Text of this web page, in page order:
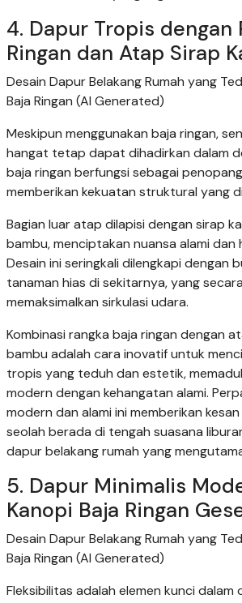
4. Dapur Tropis dengan
Ringan dan Atap Sirap
Desain Dapur Belakang Rumah yang
Baja Ringan (AI Generated)
Meskipun menggunakan baja ringan,
hangat tetap dapat dihadirkan dalam
baja ringan berfungsi sebagai
memberikan kekuatan struktural yang
Bagian luar atap dilapisi dengan sirap
bambu, menciptakan nuansa alami dan
Desain ini seringkali dilengkapi dengan
tanaman hias di sekitarnya, yang
memaksimalkan sirkulasi udara.
Kombinasi rangka baja ringan dengan
bambu adalah cara inovatif untuk
tropis yang teduh dan estetik,
modern dengan kehangatan alami.
modern dan alami ini memberikan
seolah berada di tengah suasana
dapur belakang rumah yang
5. Dapur Minimalis
Kanopi Baja Ringan
Desain Dapur Belakang Rumah yang
Baja Ringan (AI Generated)
Fleksibilitas adalah elemen kunci dalam